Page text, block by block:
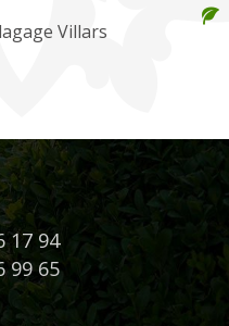
Villars
17 94
99 65